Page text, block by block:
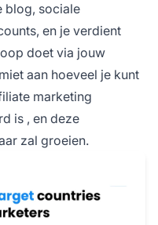
blog, sociale
en je verdient
doet via jouw
aan hoeveel je kunt
marketing
is , en deze
zal groeien.